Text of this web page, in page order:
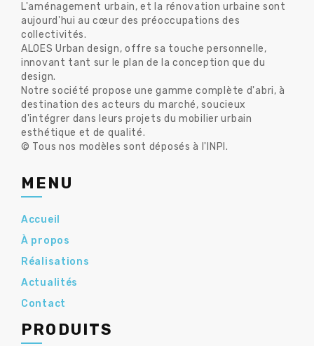
L'aménagement urbain, et la rénovation urbaine sont
aujourd'hui au cœur des préoccupations des
collectivités.
ALOES Urban design, offre sa touche personnelle,
innovant tant sur le plan de la conception que du
design.
Notre société propose une gamme complète d'abri, à
destination des acteurs du marché, soucieux
d'intégrer dans leurs projets du mobilier urbain
esthétique et de qualité.
© Tous nos modèles sont déposés à l'INPI.
MENU
Accueil
À propos
Réalisations
Actualités
Contact
PRODUITS